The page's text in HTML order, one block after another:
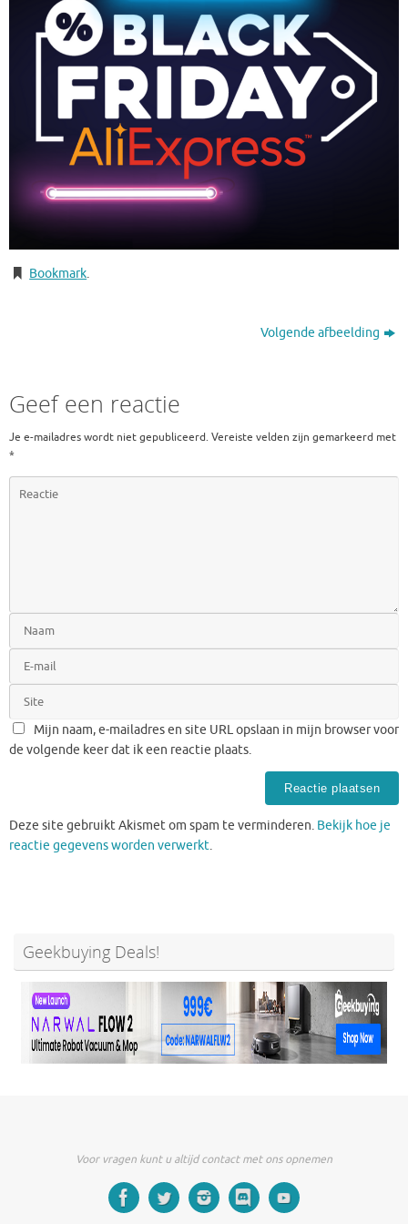
Bookmark.
Volgende afbeelding
Geef een reactie
Je e-mailadres wordt niet gepubliceerd. Vereiste velden zijn gemarkeerd met
*
Mijn naam, e-mailadres en site URL opslaan in mijn browser voor
de volgende keer dat ik een reactie plaats.
Deze site gebruikt Akismet om spam te verminderen. Bekijk hoe je
reactie gegevens worden verwerkt.
Geekbuying Deals!
Voor vragen kunt u altijd contact met ons opnemen